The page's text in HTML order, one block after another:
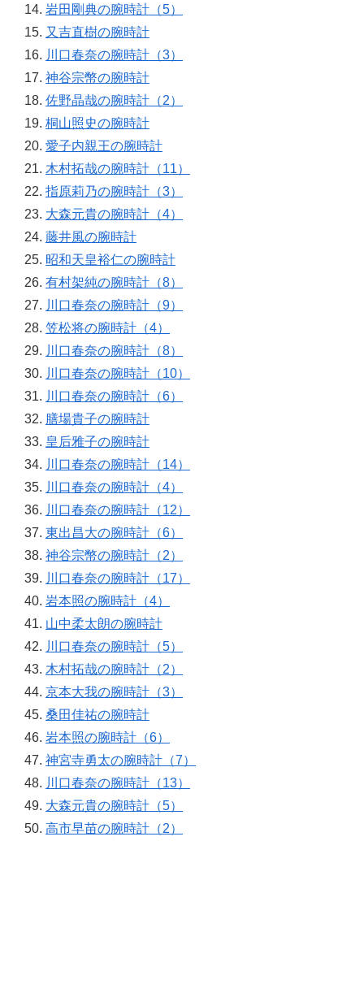
岩田剛典の腕時計（5）
又吉直樹の腕時計
川口春奈の腕時計（3）
神谷宗幣の腕時計
佐野晶哉の腕時計（2）
桐山照史の腕時計
愛子内親王の腕時計
木村拓哉の腕時計（11）
指原莉乃の腕時計（3）
大森元貴の腕時計（4）
藤井風の腕時計
昭和天皇裕仁の腕時計
有村架純の腕時計（8）
川口春奈の腕時計（9）
笠松将の腕時計（4）
川口春奈の腕時計（8）
川口春奈の腕時計（10）
川口春奈の腕時計（6）
膳場貴子の腕時計
皇后雅子の腕時計
川口春奈の腕時計（14）
川口春奈の腕時計（4）
川口春奈の腕時計（12）
東出昌大の腕時計（6）
神谷宗幣の腕時計（2）
川口春奈の腕時計（17）
岩本照の腕時計（4）
山中柔太朗の腕時計
川口春奈の腕時計（5）
木村拓哉の腕時計（2）
京本大我の腕時計（3）
桑田佳祐の腕時計
岩本照の腕時計（6）
神宮寺勇太の腕時計（7）
川口春奈の腕時計（13）
大森元貴の腕時計（5）
高市早苗の腕時計（2）